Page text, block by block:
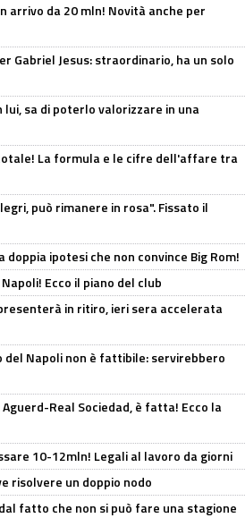
arrivo da 20 mln! Novità anche per
Gabriel Jesus: straordinario, ha un solo
lui, sa di poterlo valorizzare in una
La formula e le cifre dell'affare tra
può rimanere in rosa". Fissato il
ipotesi che non convince Big Rom!
Ecco il piano del club
in ritiro, ieri sera accelerata
Napoli non è fattibile: servirebbero
Real Sociedad, è fatta! Ecco la
10-12mln! Legali al lavoro da giorni
risolvere un doppio nodo
fatto che non si può fare una stagione